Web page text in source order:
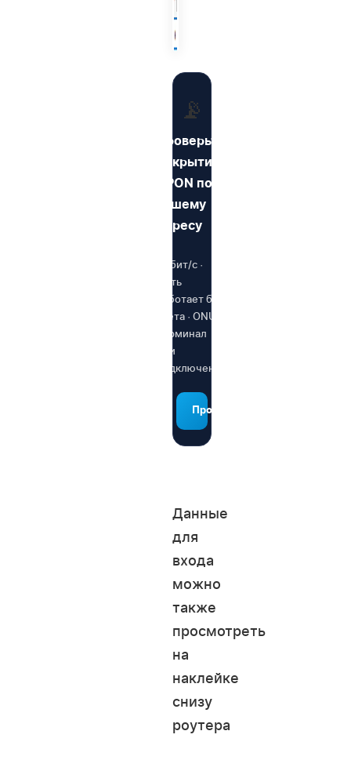
📡
Проверьте
покрытие
GPON по
вашему
адресу
1 Гбит/с ·
Сеть
работает без
света · ONU-
терминал
при
подключении
Проверить адрес
Данные
для
входа
можно
также
просмотреть
на
наклейке
снизу
роутера